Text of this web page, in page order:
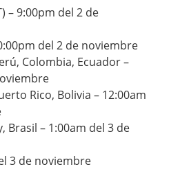
– 9:00pm del 2 de
del 2 de noviembre
Colombia, Ecuador –
Rico, Bolivia – 12:00am
Brasil – 1:00am del 3 de
3 de noviembre